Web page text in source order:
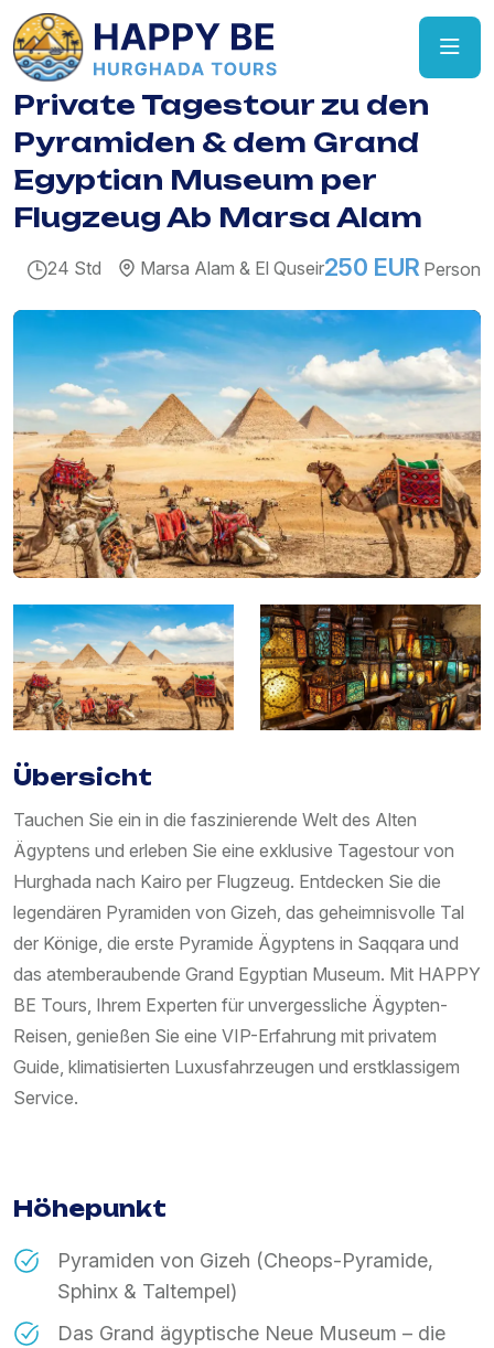
Private Tagestour zu den
Pyramiden & dem Grand
Egyptian Museum per
Flugzeug Ab Marsa Alam
24 Std Marsa Alam & El Quseir250 EUR Person
Übersicht
Tauchen Sie ein in die faszinierende Welt des Alten
Ägyptens und erleben Sie eine exklusive Tagestour von
Hurghada nach Kairo per Flugzeug. Entdecken Sie die
legendären Pyramiden von Gizeh, das geheimnisvolle Tal
der Könige, die erste Pyramide Ägyptens in Saqqara und
das atemberaubende Grand Egyptian Museum. Mit HAPPY
BE Tours, Ihrem Experten für unvergessliche Ägypten-
Reisen, genießen Sie eine VIP-Erfahrung mit privatem
Guide, klimatisierten Luxusfahrzeugen und erstklassigem
Service.
Höhepunkt
Pyramiden von Gizeh (Cheops-Pyramide,
Sphinx & Taltempel)
Das Grand ägyptische Neue Museum – die